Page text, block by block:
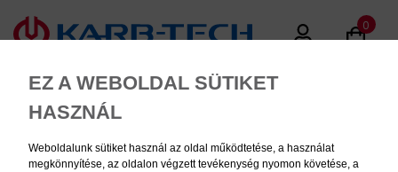
EZ A WEBOLDAL SÜTIKET
HASZNÁL
Weboldalunk sütiket használ az oldal működtetése, a használat
megkönnyítése, az oldalon végzett tevékenység nyomon követése, a
0
MENU